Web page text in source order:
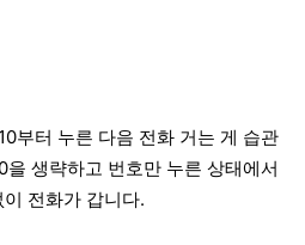
부터 누른 다음 전화 거는 게 습관
생략하고 번호만 누른 상태에서
전화가 갑니다.